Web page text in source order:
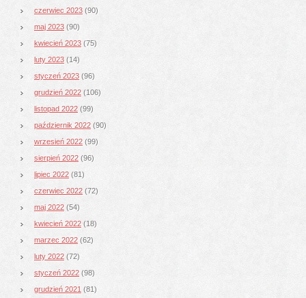
czerwiec 2023 (90)
maj 2023 (90)
kwiecień 2023 (75)
luty 2023 (14)
styczeń 2023 (96)
grudzień 2022 (106)
listopad 2022 (99)
październik 2022 (90)
wrzesień 2022 (99)
sierpień 2022 (96)
lipiec 2022 (81)
czerwiec 2022 (72)
maj 2022 (54)
kwiecień 2022 (18)
marzec 2022 (62)
luty 2022 (72)
styczeń 2022 (98)
grudzień 2021 (81)